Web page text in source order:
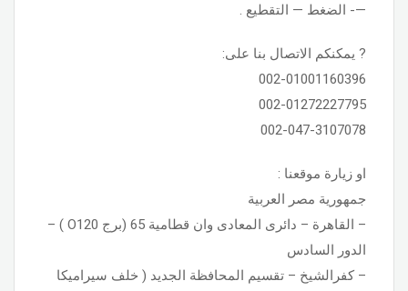
—- الضغط — التقطيع .
? يمكنكم الاتصال بنا على:
002-01001160396
002-01272227795
002-047-3107078
او زيارة موقعنا :
جمهورية مصر العربية
– القاهرة – دائرى المعادى وان قطامية 65 (برج O120 ) –
الدور السادس
– كفرالشيخ – تقسيم المحافظة الجديد ( خلف سيراميكا